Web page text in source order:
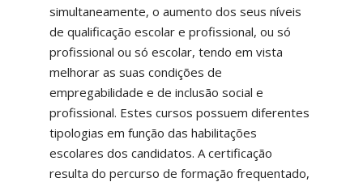
simultaneamente, o aumento dos seus níveis
de qualificação escolar e profissional, ou só
profissional ou só escolar, tendo em vista
melhorar as suas condições de
empregabilidade e de inclusão social e
profissional. Estes cursos possuem diferentes
tipologias em função das habilitações
escolares dos candidatos. A certificação
resulta do percurso de formação frequentado,